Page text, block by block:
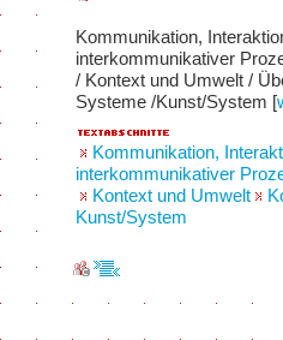
Kommunikation,
interkommunikativer
/ Kontext und Umwelt /
Systeme /Kunst/System [
Kommunikation,
interkommunikativer
Kontext und Umwelt
Kunst/System